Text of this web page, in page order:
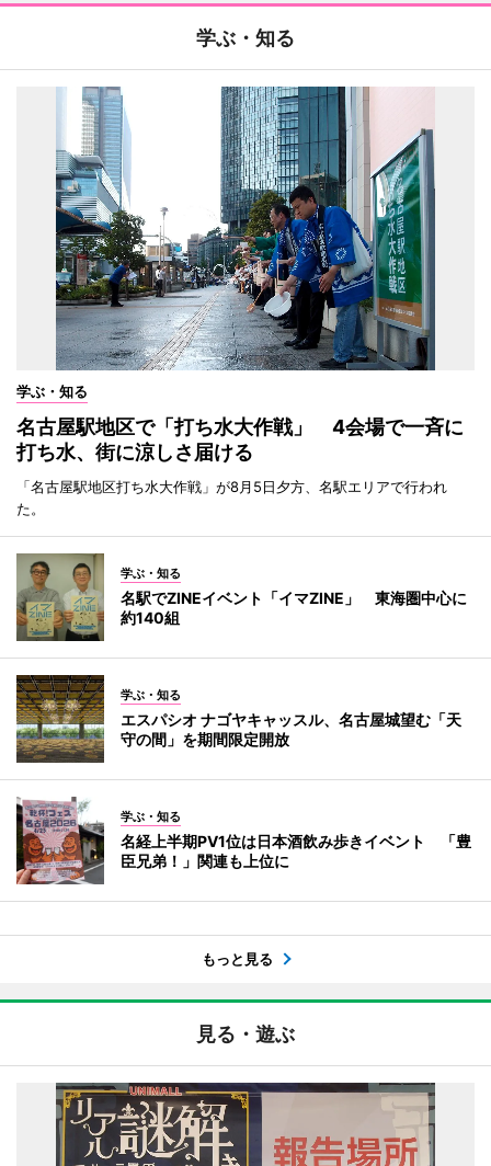
学ぶ・知る
学ぶ・知る
名古屋駅地区で「打ち水大作戦」 4会場で一斉に
打ち水、街に涼しさ届ける
「名古屋駅地区打ち水大作戦」が8月5日夕方、名駅エリアで行われ
た。
学ぶ・知る
名駅でZINEイベント「イマZINE」 東海圏中心に
約140組
学ぶ・知る
エスパシオ ナゴヤキャッスル、名古屋城望む「天
守の間」を期間限定開放
学ぶ・知る
名経上半期PV1位は日本酒飲み歩きイベント 「豊
臣兄弟！」関連も上位に
もっと見る
見る・遊ぶ